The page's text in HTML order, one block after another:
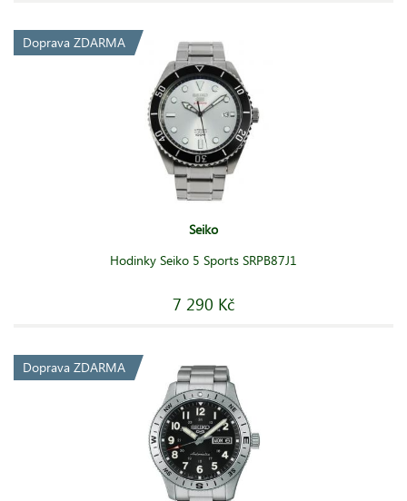
Doprava ZDARMA
Seiko
Hodinky Seiko 5 Sports SRPB87J1
7 290 Kč
Doprava ZDARMA